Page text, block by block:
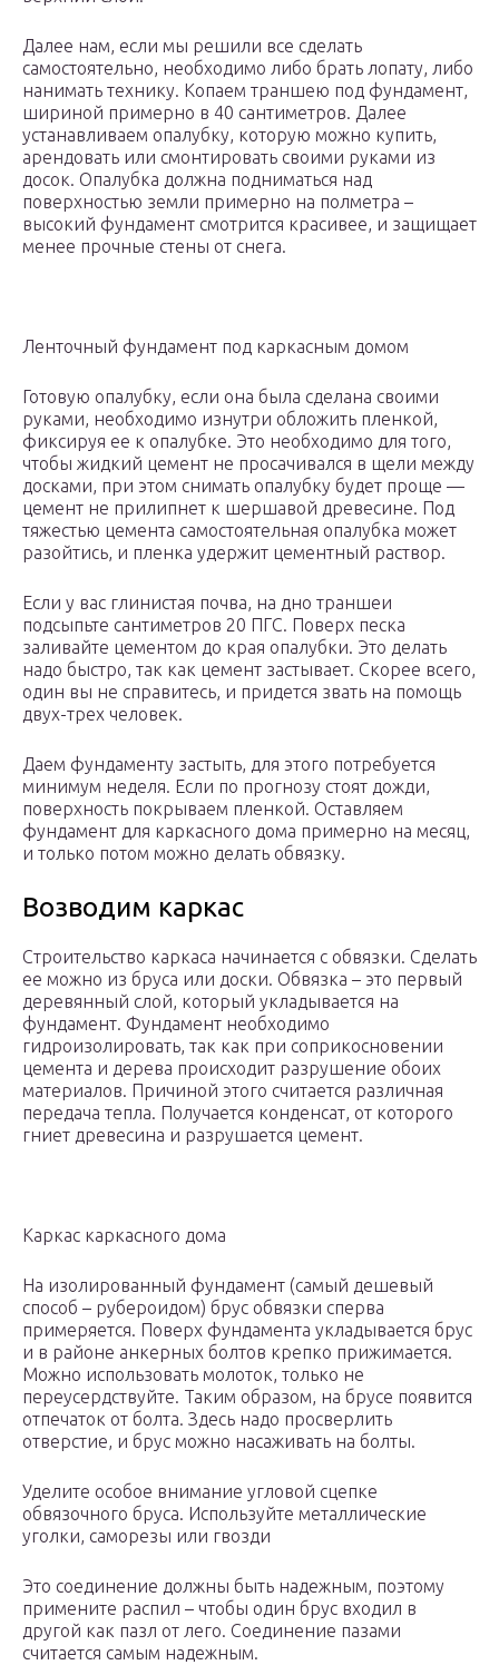
Далее нам, если мы решили все сделать
самостоятельно, необходимо либо брать лопату, либо
нанимать технику. Копаем траншею под фундамент,
шириной примерно в 40 сантиметров. Далее
устанавливаем опалубку, которую можно купить,
арендовать или смонтировать своими руками из
досок. Опалубка должна подниматься над
поверхностью земли примерно на полметра –
высокий фундамент смотрится красивее, и защищает
менее прочные стены от снега.
Ленточный фундамент под каркасным домом
Готовую опалубку, если она была сделана своими
руками, необходимо изнутри обложить пленкой,
фиксируя ее к опалубке. Это необходимо для того,
чтобы жидкий цемент не просачивался в щели между
досками, при этом снимать опалубку будет проще —
цемент не прилипнет к шершавой древесине. Под
тяжестью цемента самостоятельная опалубка может
разойтись, и пленка удержит цементный раствор.
Если у вас глинистая почва, на дно траншеи
подсыпьте сантиметров 20 ПГС. Поверх песка
заливайте цементом до края опалубки. Это делать
надо быстро, так как цемент застывает. Скорее всего,
один вы не справитесь, и придется звать на помощь
двух-трех человек.
Даем фундаменту застыть, для этого потребуется
минимум неделя. Если по прогнозу стоят дожди,
поверхность покрываем пленкой. Оставляем
фундамент для каркасного дома примерно на месяц,
и только потом можно делать обвязку.
Возводим каркас
Строительство каркаса начинается с обвязки. Сделать
ее можно из бруса или доски. Обвязка – это первый
деревянный слой, который укладывается на
фундамент. Фундамент необходимо
гидроизолировать, так как при соприкосновении
цемента и дерева происходит разрушение обоих
материалов. Причиной этого считается различная
передача тепла. Получается конденсат, от которого
гниет древесина и разрушается цемент.
Каркас каркасного дома
На изолированный фундамент (самый дешевый
способ – рубероидом) брус обвязки сперва
примеряется. Поверх фундамента укладывается брус
и в районе анкерных болтов крепко прижимается.
Можно использовать молоток, только не
переусердствуйте. Таким образом, на брусе появится
отпечаток от болта. Здесь надо просверлить
отверстие, и брус можно насаживать на болты.
Уделите особое внимание угловой сцепке
обвязочного бруса. Используйте металлические
уголки, саморезы или гвозди
Это соединение должны быть надежным, поэтому
примените распил – чтобы один брус входил в
другой как пазл от лего. Соединение пазами
считается самым надежным.